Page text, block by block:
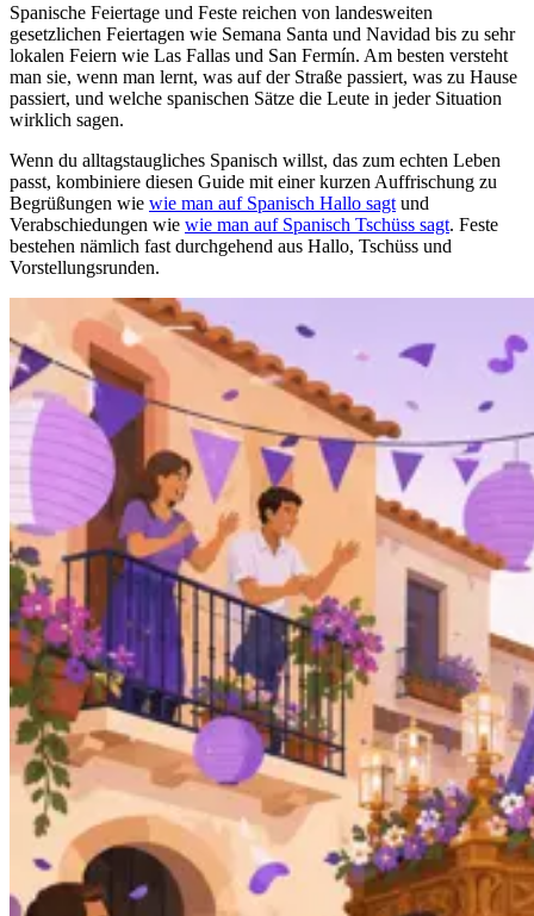
Spanische Feiertage und Feste reichen von landesweiten
gesetzlichen Feiertagen wie Semana Santa und Navidad bis zu sehr
lokalen Feiern wie Las Fallas und San Fermín. Am besten versteht
man sie, wenn man lernt, was auf der Straße passiert, was zu Hause
passiert, und welche spanischen Sätze die Leute in jeder Situation
wirklich sagen.
Wenn du alltagstaugliches Spanisch willst, das zum echten Leben
passt, kombiniere diesen Guide mit einer kurzen Auffrischung zu
Begrüßungen wie wie man auf Spanisch Hallo sagt und
Verabschiedungen wie wie man auf Spanisch Tschüss sagt. Feste
bestehen nämlich fast durchgehend aus Hallo, Tschüss und
Vorstellungsrunden.